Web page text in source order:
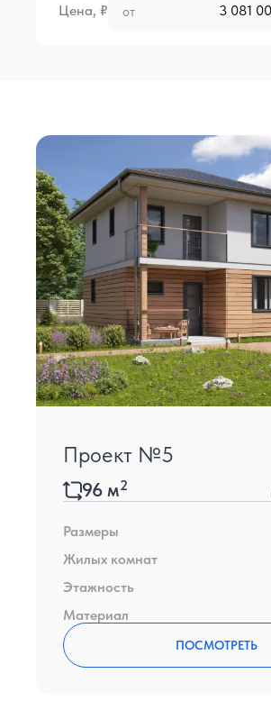
Цена, ₽ от
Проект №5
96 м2
Размеры
Жилых комнат
Этажность
Материал
ПОСМОТРЕТЬ